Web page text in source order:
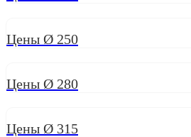
Цены Ø 250
Цены Ø 280
Цены Ø 315